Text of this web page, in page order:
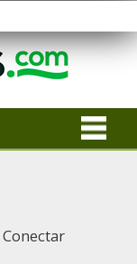
Conectar